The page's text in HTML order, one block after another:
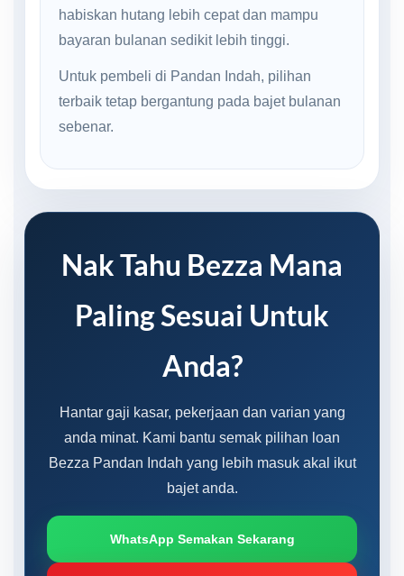
habiskan hutang lebih cepat dan mampu
bayaran bulanan sedikit lebih tinggi.
Untuk pembeli di Pandan Indah, pilihan
terbaik tetap bergantung pada bajet bulanan
sebenar.
Nak Tahu Bezza Mana
Paling Sesuai Untuk
Anda?
Hantar gaji kasar, pekerjaan dan varian yang
anda minat. Kami bantu semak pilihan loan
Bezza Pandan Indah yang lebih masuk akal ikut
bajet anda.
WhatsApp Semakan Sekarang